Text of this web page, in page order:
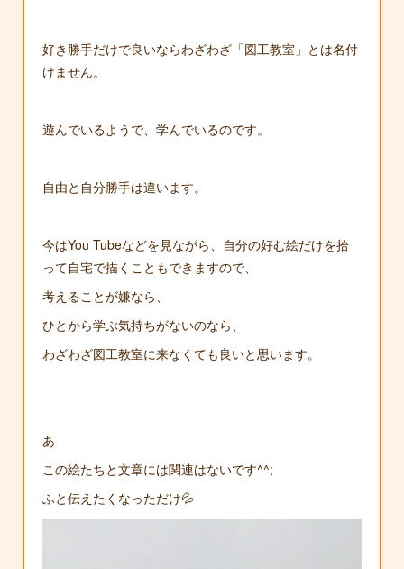
好き勝手だけで良いならわざわざ「図工教室」とは名付
けません。
遊んでいるようで、学んでいるのです。
自由と自分勝手は違います。
今はYou Tubeなどを見ながら、自分の好む絵だけを拾
って自宅で描くこともできますので、
考えることが嫌なら、
ひとから学ぶ気持ちがないのなら、
わざわざ図工教室に来なくても良いと思います。
あ
この絵たちと文章には関連はないです^^;
ふと伝えたくなっただけ💦